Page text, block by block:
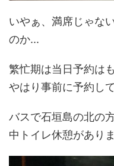
いやぁ、満席じゃな
のか...
繁忙期は当日予約は
やはり事前に予約し
バスで石垣島の北の
中トイレ休憩がありま